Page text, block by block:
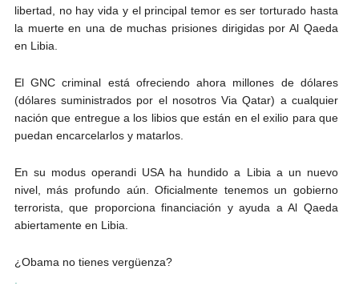
libertad, no hay vida y el principal temor es ser torturado hasta
la muerte en una de muchas prisiones dirigidas por Al Qaeda
en Libia.
El GNC criminal está ofreciendo ahora millones de dólares
(dólares suministrados por el nosotros Via Qatar) a cualquier
nación que entregue a los libios que están en el exilio para que
puedan encarcelarlos y matarlos.
En su modus operandi USA ha hundido a Libia a un nuevo
nivel, más profundo aún. Oficialmente tenemos un gobierno
terrorista, que proporciona financiación y ayuda a Al Qaeda
abiertamente en Libia.
¿Obama no tienes vergüenza?